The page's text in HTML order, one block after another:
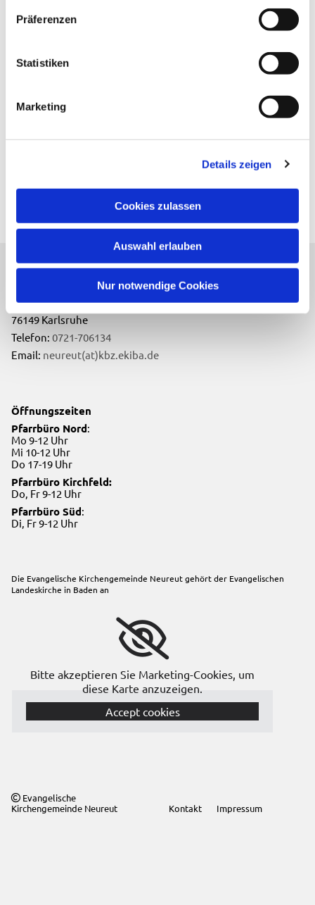
Präferenzen
Statistiken
Marketing
Details zeigen
Cookies zulassen
Auswahl erlauben
Nur notwendige Cookies
Evangelische Kirchengemeinde Neureut
Neureuter Hauptstraße 260
76149 Karlsruhe
Telefon: 0721-706134
Email: neureut(at)kbz.ekiba.de
Öffnungszeiten
Pfarrbüro Nord:
Mo 9-12 Uhr
Mi 10-12 Uhr
Do 17-19 Uhr
Pfarrbüro Kirchfeld:
Do, Fr 9-12 Uhr
Pfarrbüro Süd:
Di, Fr 9-12 Uhr
Die Evangelische Kirchengemeinde Neureut gehört der Evangelischen
Landeskirche in Baden an
Bitte akzeptieren Sie Marketing-Cookies, um
diese Karte anzuzeigen.
Accept cookies
 Evangelische
Kirchengemeinde Neureut
Kontakt Impressum